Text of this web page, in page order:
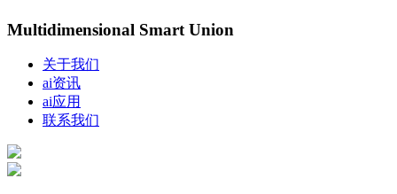
Multidimensional Smart Union
关于我们
ai资讯
ai应用
联系我们